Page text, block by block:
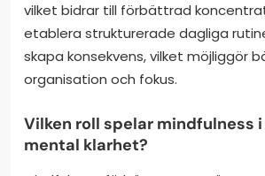
vilket bidrar till förbättrad
etablera strukturerade dagliga
skapa konsekvens, vilket möjliggör
organisation och fokus.
Vilken roll spelar mindfulness
mental klarhet?